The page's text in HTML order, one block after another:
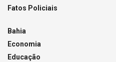
Fatos Policiais
Bahia
Economia
Educação